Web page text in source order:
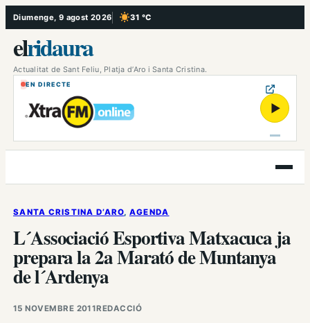
Vés
al
contingut
Diumenge, 9 agost 2026 31 °C
, Cel serè
elridaura
Actualitat de Sant Feliu, Platja d’Aro i Santa Cristina.
EN DIRECTE
▶
Obre
el
SANTA CRISTINA D’ARO, AGENDA
L´Associació Esportiva Matxacuca ja
prepara la 2a Marató de Muntanya
de l´Ardenya
15 NOVEMBRE 2011REDACCIÓ